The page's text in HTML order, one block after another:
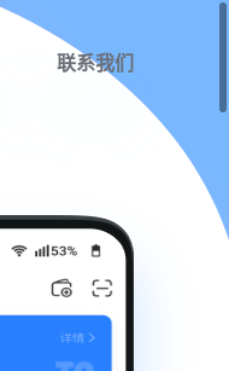
联系我们